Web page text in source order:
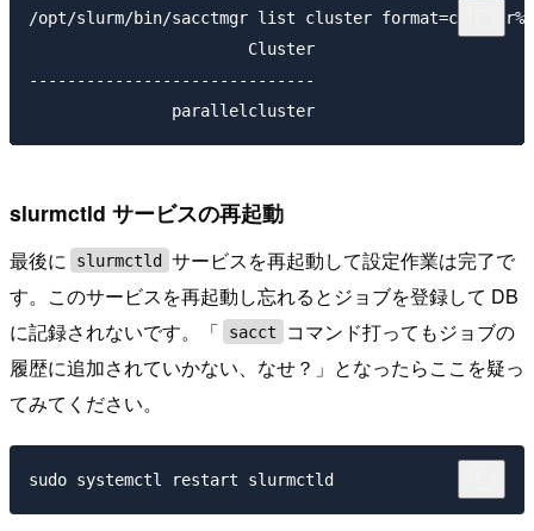
/opt/slurm/bin/sacctmgr list cluster
                       Cluster
------------------------------
slurmctld サービスの再起動
最後に slurmctld サービスを再起動して設定作業は完了で
す。このサービスを再起動し忘れるとジョブを登録して DB
に記録されないです。「
sacct
コマンド打ってもジョブの
履歴に追加されていかない、なせ？」となったらここを疑っ
てみてください。